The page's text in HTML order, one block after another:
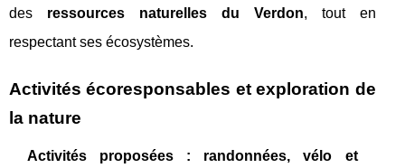
des ressources naturelles du Verdon, tout en
respectant ses écosystèmes.
Activités écoresponsables et exploration de
la nature
Activités proposées : randonnées, vélo et